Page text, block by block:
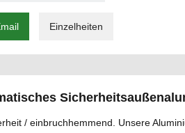
Einzelheiten
/ einbruchhemmend. Unsere